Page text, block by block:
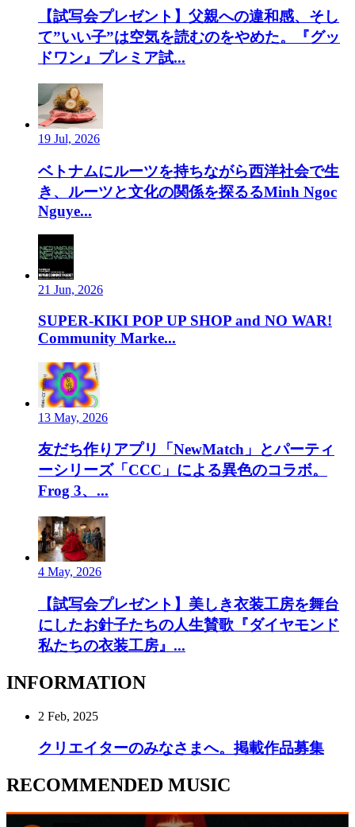
【試写会プレゼント】父親への違和感、そし
て”いい子”は空気を読むのをやめた。『グッ
ドワン』プレミア試...
19 Jul, 2026
ベトナムにルーツを持ちながら西洋社会で生
き、ルーツと文化の関係を探るるMinh Ngoc
Nguye...
21 Jun, 2026
SUPER-KIKI POP UP SHOP and NO WAR!
Community Marke...
13 May, 2026
友だち作りアプリ「NewMatch」とパーティ
ーシリーズ「CCC」による異色のコラボ。
Frog 3、...
4 May, 2026
【試写会プレゼント】美しき衣装工房を舞台
にしたお針子たちの人生賛歌『ダイヤモンド
私たちの衣装工房』...
INFORMATION
2 Feb, 2025
クリエイターのみなさまへ。掲載作品募集
RECOMMENDED MUSIC